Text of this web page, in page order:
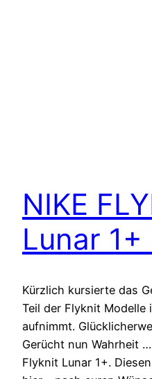
NIKE
Lunar 1+
Kürzlich kursierte das
Teil der Flyknit Modelle
aufnimmt.
Gerücht nun Wahrheit
Flyknit Lunar 1+.